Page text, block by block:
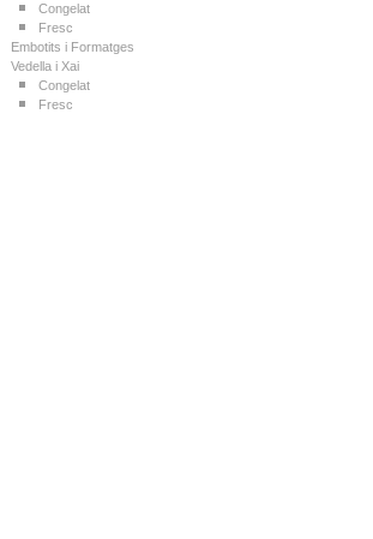
Congelat
Fresc
Embotits i Formatges
Vedella i Xai
Congelat
Fresc